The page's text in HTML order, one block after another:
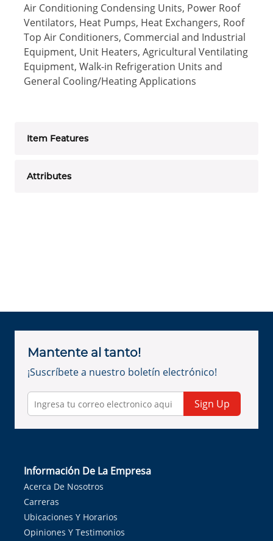
Air Conditioning Condensing Units, Power Roof
Ventilators, Heat Pumps, Heat Exchangers, Roof
Top Air Conditioners, Commercial and Industrial
Equipment, Unit Heaters, Agricultural Ventilating
Equipment, Walk-in Refrigeration Units and
General Cooling/Heating Applications
Item Features
Attributes
Mantente al tanto!
¡Suscríbete a nuestro boletín electrónico!
Sign Up
Información De La Empresa
Acerca De Nosotros
Carreras
Ubicaciones Y Horarios
Opiniones Y Testimonios